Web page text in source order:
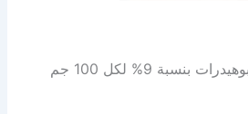
تحتوي بذور الشمام على العديد من البروتينات والكربوهيدرات بنسبة 9% لكل 100 جم